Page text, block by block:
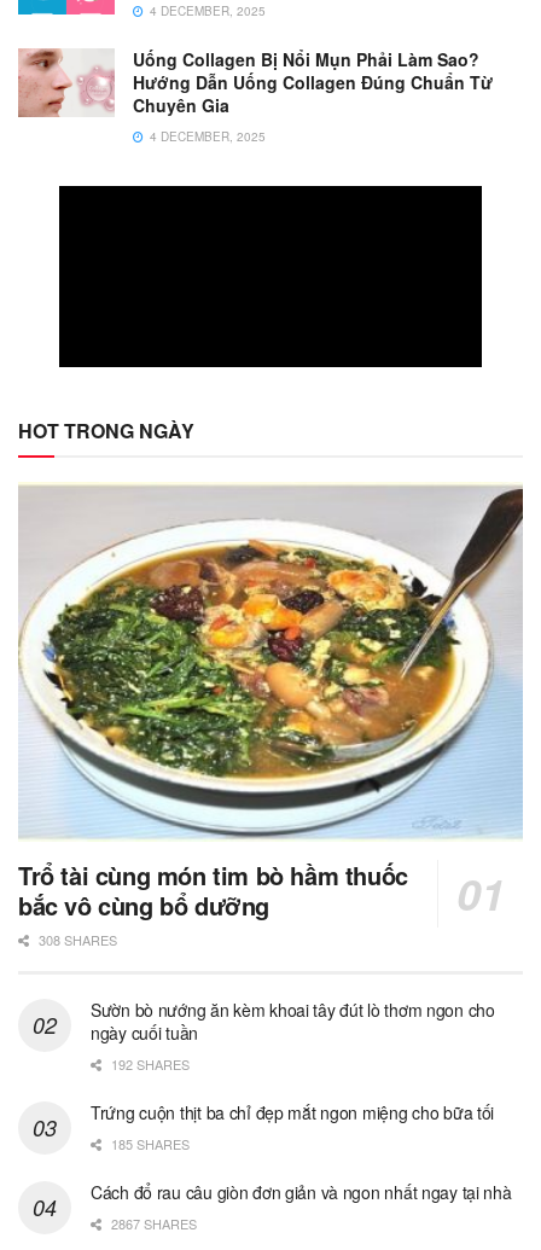
4 DECEMBER, 2025
Uống Collagen Bị Nổi Mụn Phải Làm Sao?
Hướng Dẫn Uống Collagen Đúng Chuẩn Từ
Chuyên Gia
4 DECEMBER, 2025
HOT TRONG NGÀY
Trổ tài cùng món tim bò hầm thuốc
bắc vô cùng bổ dưỡng
308 SHARES
Sườn bò nướng ăn kèm khoai tây đút lò thơm ngon cho
ngày cuối tuần
192 SHARES
Trứng cuộn thịt ba chỉ đẹp mắt ngon miệng cho bữa tối
185 SHARES
Cách đổ rau câu giòn đơn giản và ngon nhất ngay tại nhà
2867 SHARES